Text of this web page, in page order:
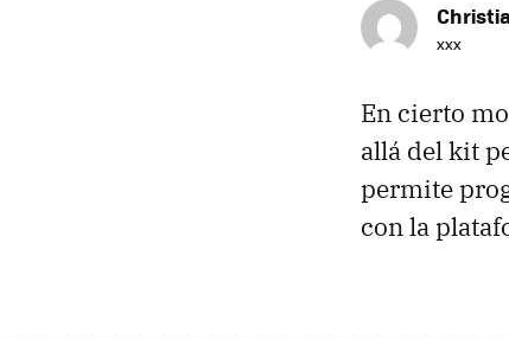
xxx
En cierto
allá del kit
permite
con la